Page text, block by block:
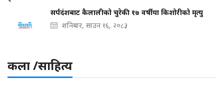
सर्पदंशबाट कैलालीको चुरेकी १७ वर्षीया किशोरीको मृत्यु
शनिबार, साउन १६, २०८३
कला /साहित्य